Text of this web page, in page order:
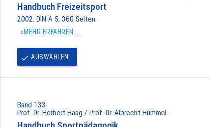
Handbuch Freizeitsport
2002. DIN A 5, 360 Seiten
»MEHR ERFAHREN ...
done AUSWÄHLEN
Band 133
Prof. Dr. Herbert Haag / Prof. Dr. Albrecht Hummel